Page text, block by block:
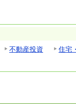
不動産投資
住宅